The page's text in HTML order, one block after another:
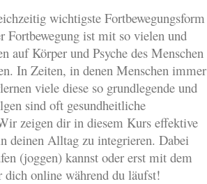
wichtigste Fortbewegungsform
Fortbewegung ist mit so vielen und
auf Körper und Psyche des Menschen
In Zeiten, in denen Menschen immer
viele diese so grundlegende und
sind oft gesundheitliche
zeigen dir in diesem Kurs effektive
deinen Alltag zu integrieren. Dabei
(joggen) kannst oder erst mit dem
online während du läufst!